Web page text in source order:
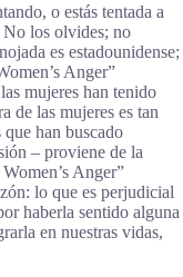
o estás tentada a
No los olvides; no
es estadounidense;
Anger”
mujeres han tenido
de las mujeres es tan
han buscado
– proviene de la
Anger”
lo que es perjudicial
haberla sentido alguna
en nuestras vidas,